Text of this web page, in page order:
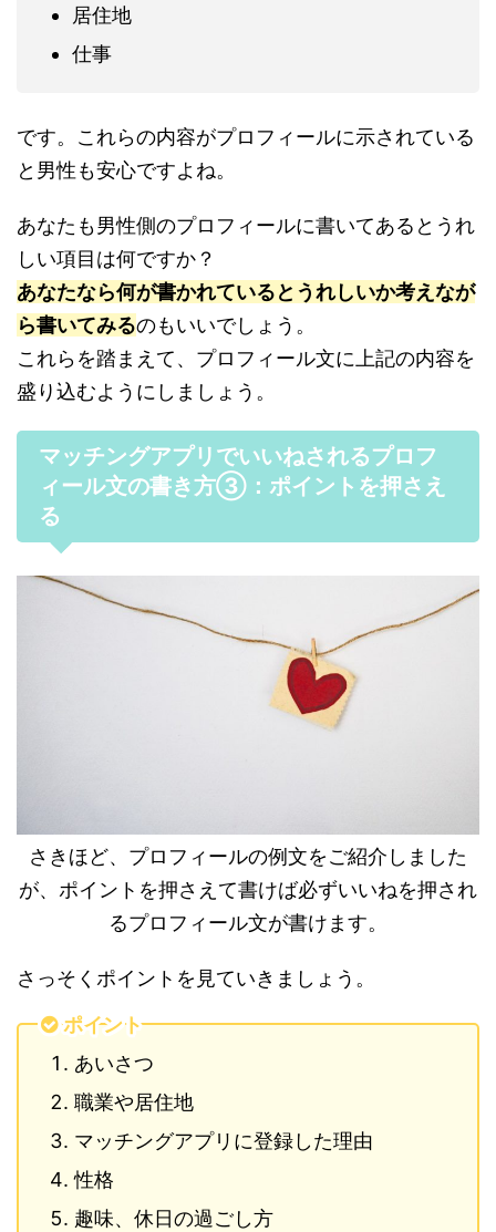
居住地
仕事
です。これらの内容がプロフィールに示されている
と男性も安心ですよね。
あなたも男性側のプロフィールに書いてあるとうれ
しい項目は何ですか？
あなたなら何が書かれているとうれしいか考えなが
ら書いてみるのもいいでしょう。
これらを踏まえて、プロフィール文に上記の内容を
盛り込むようにしましょう。
マッチングアプリでいいねされるプロフ
ィール文の書き方③：ポイントを押さえ
る
さきほど、プロフィールの例文をご紹介しました
が、ポイントを押さえて書けば必ずいいねを押され
るプロフィール文が書けます。
さっそくポイントを見ていきましょう。
ポイント
あいさつ
職業や居住地
マッチングアプリに登録した理由
性格
趣味、休日の過ごし方